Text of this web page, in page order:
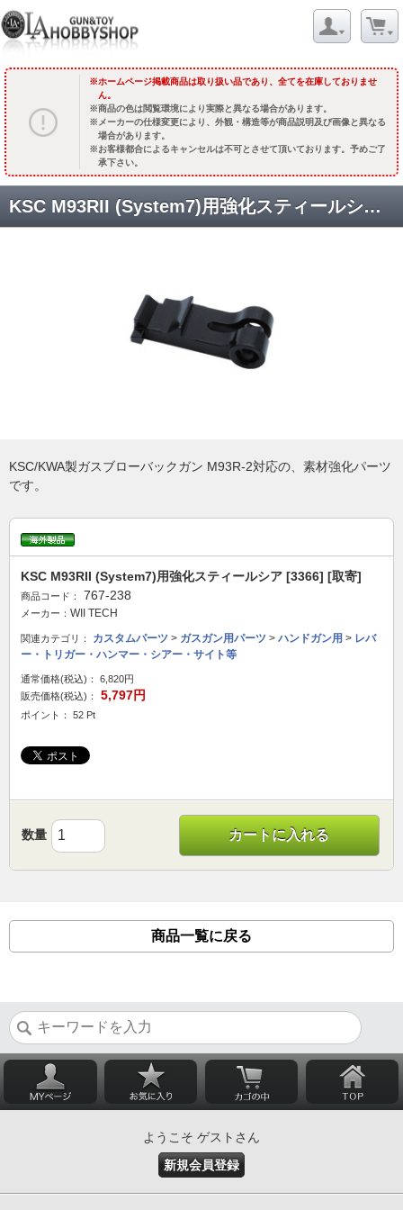
ホームページ掲載商品は取り扱い品であり、全てを在庫しておりませ
ん。
商品の色は閲覧環境により実際と異なる場合があります。
メーカーの仕様変更により、外観・構造等が商品説明及び画像と異なる
場合があります。
お客様都合によるキャンセルは不可とさせて頂いております。予めご了
承下さい。
KSC M93RII (System7)用強化スティールシア [3366] [取寄]
KSC/KWA製ガスブローバックガン M93R-2対応の、素材強化パーツ
です。
KSC M93RII (System7)用強化スティールシア [3366] [取寄]
商品コード： 767-238
メーカー： WII TECH
関連カテゴリ： カスタムパーツ > ガスガン用パーツ > ハンドガン用 > レバ
ー・トリガー・ハンマー・シアー・サイト等
通常価格(税込)：
6,820円
販売価格(税込)：
5,797円
ポイント： 52 Pt
数量 カートに入れる
商品一覧に戻る
ようこそ ゲストさん
新規会員登録